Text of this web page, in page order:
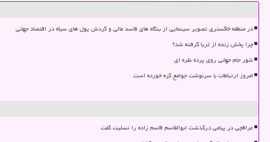
در منطقه خاکستری تصویر سینمایی از بنگاه های فاسد مالی و گردش پول های سیاه در اقتصاد جهانی
چرا پخش زنده از ثریا گرفته شد؟
شور جام جهانی روی پرده نقره ای
امروز ارتباطات با سرنوشت جوامع گره خورده است
عراقچی در پیامی درگذشت ابوالقاسم قاسم زاده را تسلیت گفت